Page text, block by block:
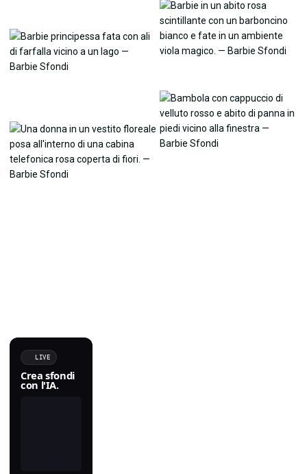
LIVE
Crea sfondi
con l'IA.